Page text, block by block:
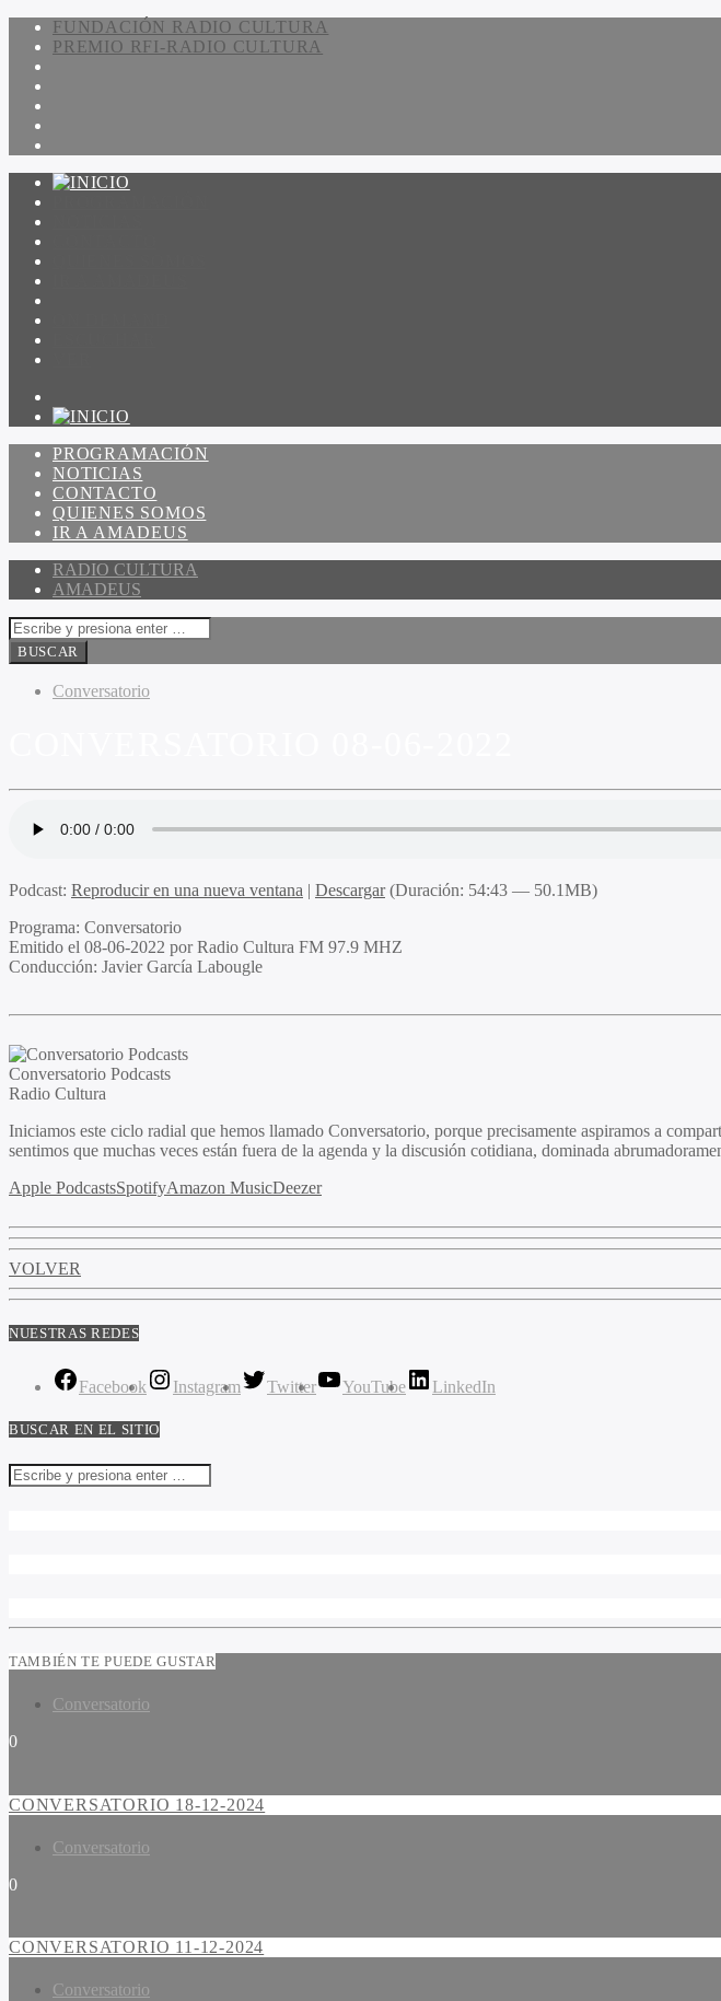
FUNDACIÓN RADIO CULTURA
PREMIO RFI-RADIO CULTURA
PROGRAMACIÓN
NOTICIAS
CONTACTO
QUIENES SOMOS
IR A AMADEUS
RADIO CULTURA
AMADEUS
Conversatorio
Podcast: Reproducir en una nueva ventana | Descargar(Duración: 54:43 — 50.1MB)
Programa: Conversatorio
Emitido el 08-06-2022 por Radio Cultura FM 97.9 MHZ
Conducción: Javier García Labougle
Conversatorio Podcasts
Radio Cultura
Iniciamos este ciclo radial que hemos llamado Conversatorio, porque precisamente aspiramos a
sentimos que muchas veces están fuera de la agenda y la discusión cotidiana, dominada
Apple PodcastsSpotifyAmazon MusicDeezer
VOLVER
NUESTRAS REDES
Facebook Instagram Twitter YouTube LinkedIn
BUSCAR EN EL SITIO
TAMBIÉN TE PUEDE GUSTAR
Conversatorio
0
CONVERSATORIO 18-12-2024
Conversatorio
0
CONVERSATORIO 11-12-2024
Conversatorio